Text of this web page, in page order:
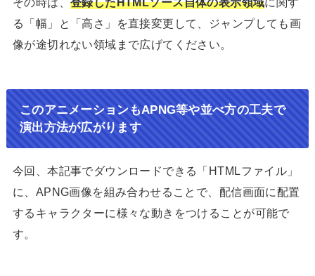
る「幅」と「高さ」を直接変更して、ジャンプしても画
像が途切れない領域まで広げてください。
このアニメーションもAPNG等や並べ方の工夫で
演出方法が広がります
今回、本記事でダウンロードできる「HTMLファイル」
に、APNG画像を組み合わせることで、配信画面に配置
するキャラクターに様々な動きをつけることが可能で
す。